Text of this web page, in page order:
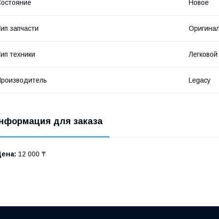
Новое
запчасти
техники
Legacy
для заказа
12 000 ₸